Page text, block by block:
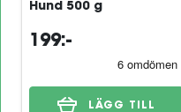
Hund 500 g
199:-
LÄGG TILL